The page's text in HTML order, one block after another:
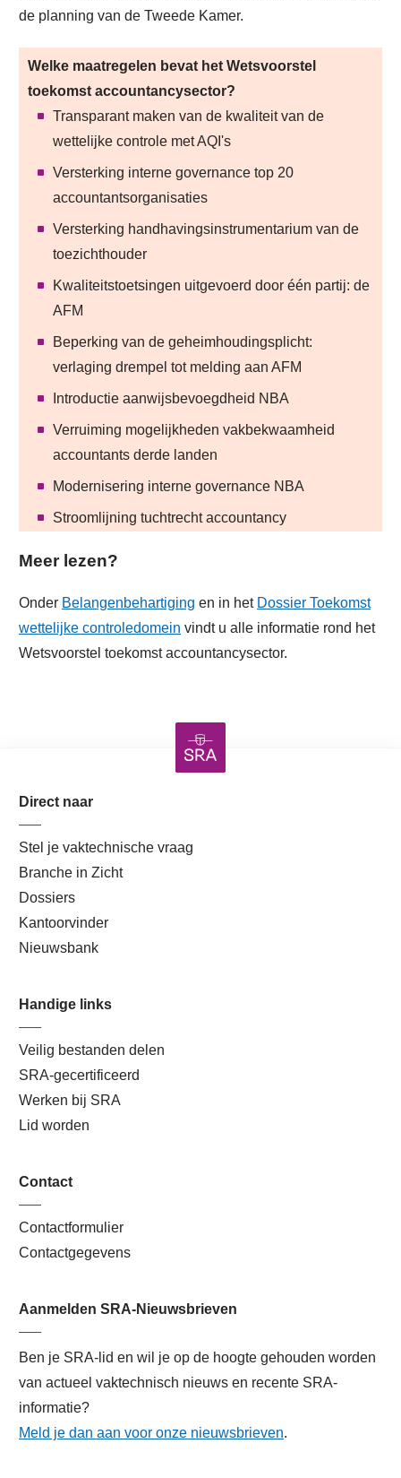
de planning van de Tweede Kamer.
Welke maatregelen bevat het Wetsvoorstel
toekomst accountancysector?
Transparant maken van de kwaliteit van de
wettelijke controle met AQI's
Versterking interne governance top 20
accountantsorganisaties
Versterking handhavingsinstrumentarium van de
toezichthouder
Kwaliteitstoetsingen uitgevoerd door één partij: de
AFM
Beperking van de geheimhoudingsplicht:
verlaging drempel tot melding aan AFM
Introductie aanwijsbevoegdheid NBA
Verruiming mogelijkheden vakbekwaamheid
accountants derde landen
Modernisering interne governance NBA
Stroomlijning tuchtrecht accountancy
Meer lezen?
Onder Belangenbehartiging en in het Dossier Toekomst
wettelijke controledomein vindt u alle informatie rond het
Wetsvoorstel toekomst accountancysector.
Direct naar
Stel je vaktechnische vraag
Branche in Zicht
Dossiers
Kantoorvinder
Nieuwsbank
Handige links
Veilig bestanden delen
SRA-gecertificeerd
Werken bij SRA
Lid worden
Contact
Contactformulier
Contactgegevens
Aanmelden SRA-Nieuwsbrieven
Ben je SRA-lid en wil je op de hoogte gehouden worden
van actueel vaktechnisch nieuws en recente SRA-
informatie?
Meld je dan aan voor onze nieuwsbrieven.